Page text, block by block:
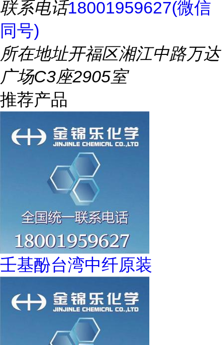
联系电话18001959627(微信
同号)
所在地址开福区湘江中路万达
广场C3座2905室
推荐产品
壬基酚台湾中纤原装